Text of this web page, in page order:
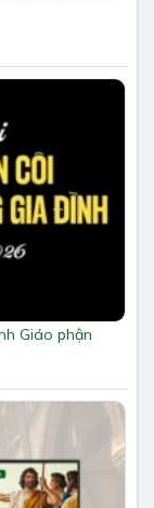
Giáo phận